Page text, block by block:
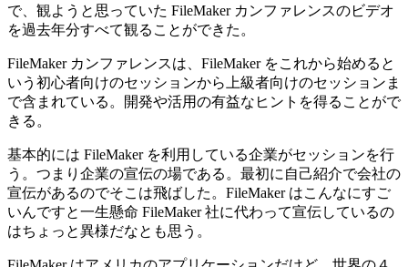
で、観ようと思っていた FileMaker カンファレンスのビデオ
を過去年分すべて観ることができた。
FileMaker カンファレンスは、FileMaker をこれから始めると
いう初心者向けのセッションから上級者向けのセッションま
で含まれている。開発や活用の有益なヒントを得ることがで
きる。
基本的には FileMaker を利用している企業がセッションを行
う。つまり企業の宣伝の場である。最初に自己紹介で会社の
宣伝があるのでそこは飛ばした。FileMaker はこんなにすご
いんですと一生懸命 FileMaker 社に代わって宣伝しているの
はちょっと異様だなとも思う。